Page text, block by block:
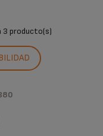
3 producto(s)